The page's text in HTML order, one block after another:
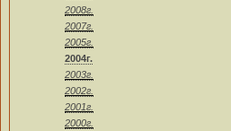
2008г.
2007г.
2005г.
2004г.
2003г.
2002г.
2001г.
2000г.